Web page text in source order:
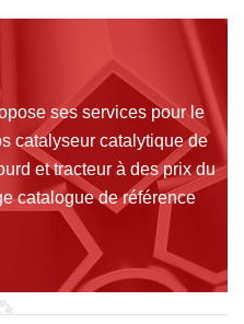
ses services pour le
catalyseur catalytique de
et tracteur à des prix du
catalogue de référence